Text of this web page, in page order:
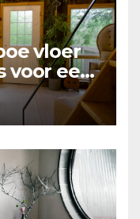
vloer
voor een